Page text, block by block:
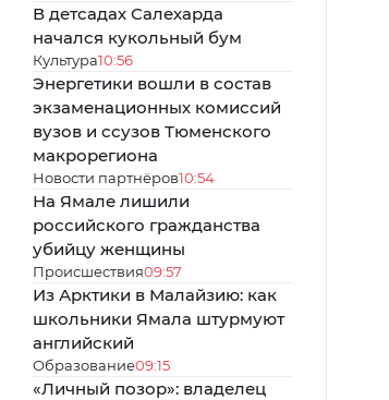
В детсадах Салехарда
начался кукольный бум
Культура10:56
Энергетики вошли в состав
экзаменационных комиссий
вузов и ссузов Тюменского
макрорегиона
Новости партнёров10:54
На Ямале лишили
российского гражданства
убийцу женщины
Происшествия09:57
Из Арктики в Малайзию: как
школьники Ямала штурмуют
английский
Образование09:15
«Личный позор»: владелец